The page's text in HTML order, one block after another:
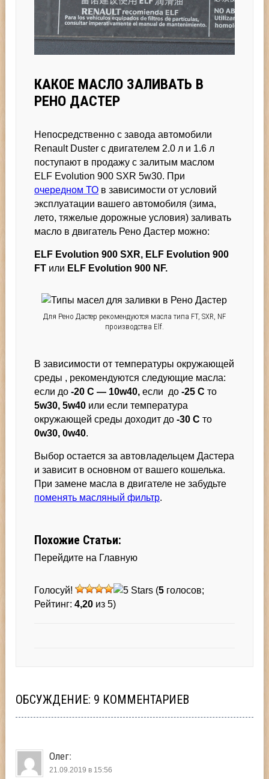
КАКОЕ МАСЛО ЗАЛИВАТЬ В
РЕНО ДАСТЕР
Непосредственно с завода автомобили
Renault Duster с двигателем 2.0 л и 1.6 л
поступают в продажу с залитым маслом
ELF Evolution 900 SXR 5w30. При
очередном ТО в зависимости от условий
эксплуатации вашего автомобиля (зима,
лето, тяжелые дорожные условия) заливать
масло в двигатель Рено Дастер можно:
ELF Evolution 900 SXR, ELF Evolution 900
FT или ELF Evolution 900 NF.
Для Рено Дастер рекомендуются масла типа FT, SXR, NF
производства Elf.
В зависимости от температуры окружающей
среды , рекомендуются следующие масла:
если до -20 С — 10w40,если до -25 Сто
5w30, 5w40 или если температура
окружающей среды доходит до -30 Сто
0w30, 0w40.
Выбор остается за автовладельцем Дастера
и зависит в основном от вашего кошелька.
При замене масла в двигателе не забудьте
поменять масляный фильтр.
Похожие Статьи:
Перейдите на Главную
Голосуй! (5 голосов;
Рейтинг:4,20 из 5)
ОБСУЖДЕНИЕ: 9 КОММЕНТАРИЕВ
Олег:
21.09.2019 в 15:56